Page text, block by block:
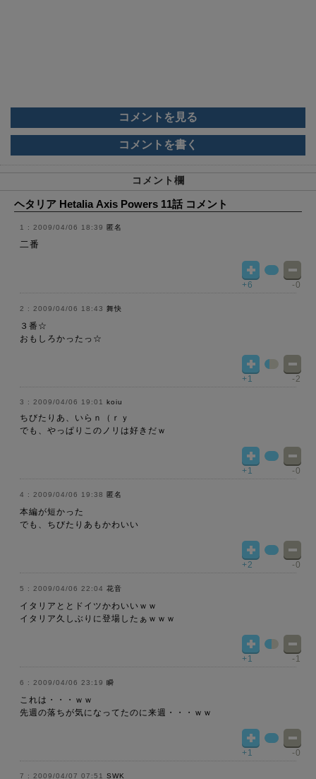
コメントを見る
コメントを書く
コメント欄
ヘタリア Hetalia Axis Powers 11話 コメント
2009/04/06 18:39 匿名
二番
+6 -0
2009/04/06 18:43 舞快
３番☆
おもしろかったっ☆
+1 -2
2009/04/06 19:01 koiu
ちびたりあ、いらｎ（ｒｙ
でも、やっぱりこのノリは好きだｗ
+1 -0
2009/04/06 19:38 匿名
本編が短かった
でも、ちびたりあもかわいい
+2 -0
2009/04/06 22:04 花音
イタリアととドイツかわいいｗｗ
イタリア久しぶりに登場したぁｗｗｗ
+1 -1
2009/04/06 23:19 瞬
これは・・・ｗｗ
先週の落ちが気になってたのに来週・・・ｗｗ
+1 -0
2009/04/07 07:51 SWK